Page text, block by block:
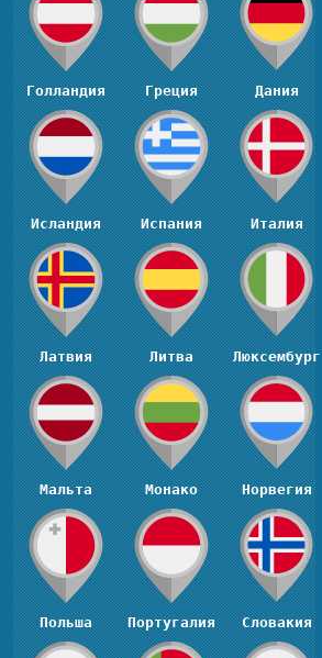
Голландия Греция Дания
Исландия Испания Италия
Латвия Литва Люксембург
Мальта Монако Норвегия
Польша Португалия Словакия